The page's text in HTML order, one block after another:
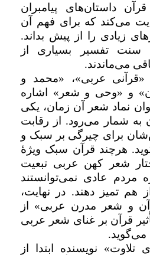
داستان‌های پیامبران
می‌کند که برای فهم آن
زیادی را از پیش بداند.
سنت تفسیر بسیاری از
می‌ماندند.
عربی»، «محمد و
و «وحی و شعر» اشاره
نماد شعر آن زمان، یکی
به شمار می‌رود. از رقابت
برای چیرگی بر سبک و
هرچند قرآن سبک ویژهٔ
شعر کهن عربی تبعیت
مردم عادی نمی‌توانستند
هم تمیز دهند. در نهایت،
و شعر مدرن عربی» از
قرآن بر غنای شعر عربی
می‌گوید.
نویسنده ابتدا از